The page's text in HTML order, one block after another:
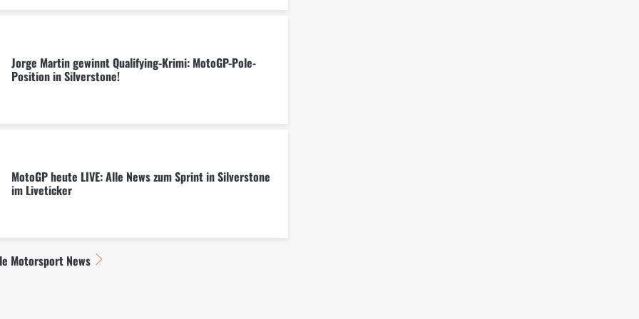
Jorge Martin gewinnt Qualifying-Krimi: MotoGP-Pole-
Position in Silverstone!
MotoGP heute LIVE: Alle News zum Sprint in Silverstone
im Liveticker
Motorsport News